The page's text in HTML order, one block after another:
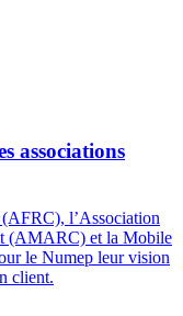
associations
l’Association
(AMARC) et la Mobile
le Numep leur vision
client.